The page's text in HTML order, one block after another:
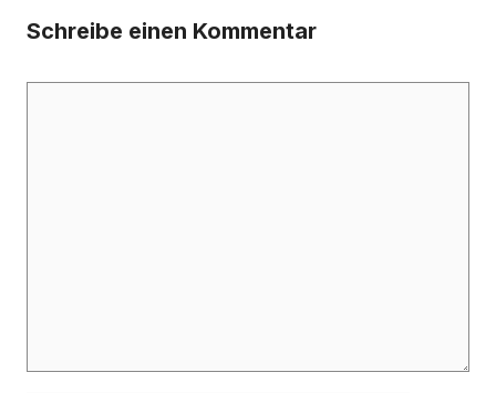
Schreibe einen Kommentar